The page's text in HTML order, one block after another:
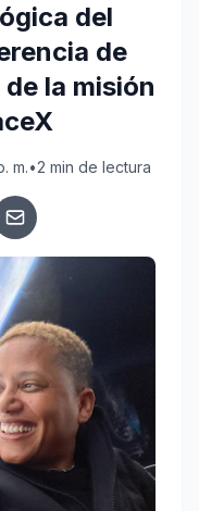
del
de
la misión
m.•2 min de lectura